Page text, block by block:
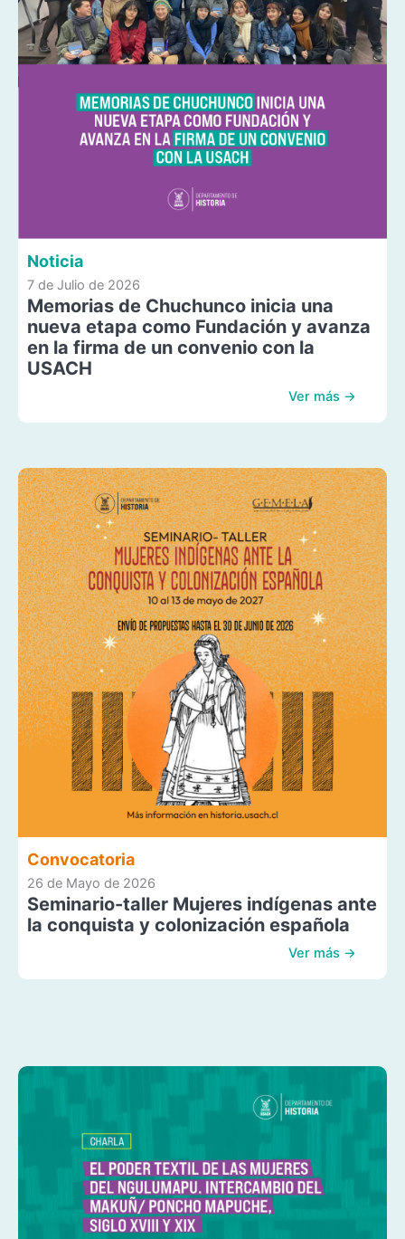
Noticia
7 de Julio de 2026
Memorias de Chuchunco inicia una
nueva etapa como Fundación y avanza
en la firma de un convenio con la
USACH
Ver más →
Convocatoria
26 de Mayo de 2026
Seminario-taller Mujeres indígenas ante
la conquista y colonización española
Ver más →